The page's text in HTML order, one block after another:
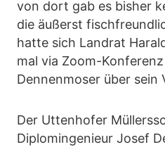
von dort gab es bisher
die äußerst
hatte sich Landrat
mal via Zoom-
Dennenmoser über sein
Der Uttenhofer
Diplomingenieur Josef